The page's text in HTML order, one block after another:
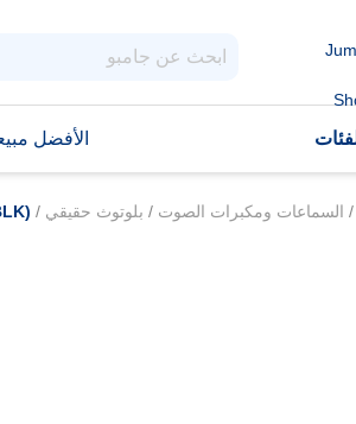
الأفضل
/ السماعات ومكبرات الصوت / بلوتوث حقيقي /